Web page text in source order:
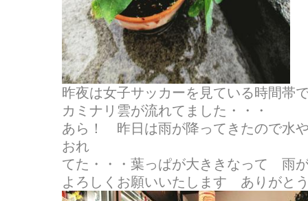
昨夜は女子サッカーを見ている時間
カミナリ雲が流れてました・・・
あら！ 昨日は雨が降ってきたので水
おれ
てた・・・葉っぱが大ききなって 雨
よろしくお願いいたします ありがと